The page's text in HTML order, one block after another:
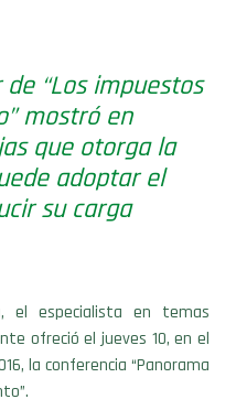
“Los impuestos
mostró en
que otorga la
adoptar el
su carga
el especialista en temas
ofreció el jueves 10, en el
la conferencia “Panorama